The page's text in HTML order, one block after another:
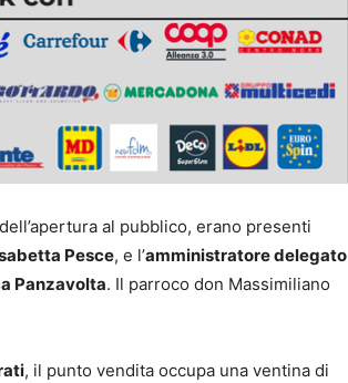
al pubblico, erano presenti
Pesce, e l’amministratore delegato
Panzavolta. Il parroco don Massimiliano
, il punto vendita occupa una ventina di